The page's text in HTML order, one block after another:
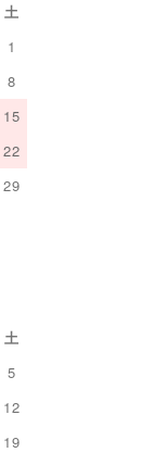
土
1
8
15
22
29
土
5
12
19